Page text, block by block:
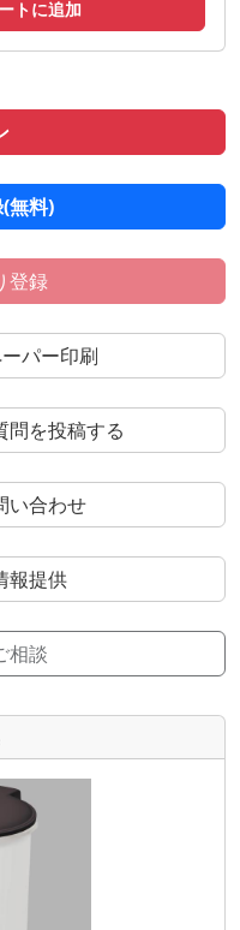
トに追加
無料)
登録
パー印刷
問を投稿する
い合わせ
報提供
相談